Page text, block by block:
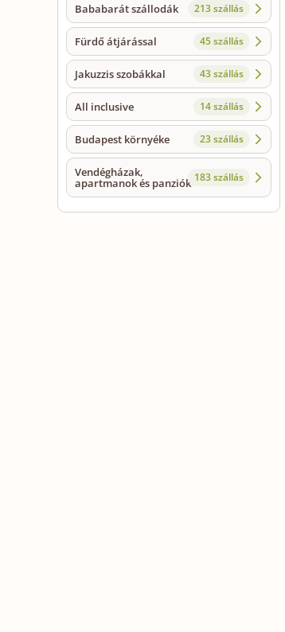
Bababarát szállodák 213 szállás
Fürdő átjárással 45 szállás
Jakuzzis szobákkal 43 szállás
All inclusive 14 szállás
Budapest környéke 23 szállás
Vendégházak,
apartmanok és panziók 183 szállás